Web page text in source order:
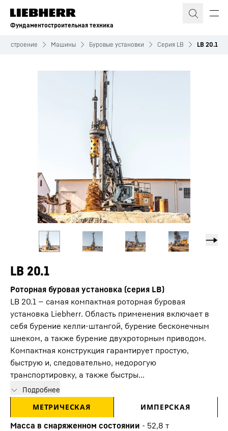
Фундаментостроительная техника
Машины Буровые установки Серия LB LB 20.1
LB 20.1
Роторная буровая установка (серия LB)
LB 20.1 — самая компактная роторная буровая
установка Liebherr. Область применения включает в
себя бурение келли-штангой, бурение бесконечным
шнеком, а также бурение двухроторным приводом.
Компактная конструкция гарантирует простую,
быструю и, следовательно, недорогую
транспортировку, а также быстры...
Подробнее
МЕТРИЧЕСКАЯ ИМПЕРСКАЯ
Масса в снаряженном состоянии - 52,8 т